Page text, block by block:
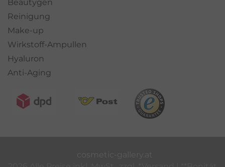
Beautygen
Reinigung
Make-up
Wirkstoff-Ampullen
Hyaluron
Anti-Aging
cosmetic-gallery.at